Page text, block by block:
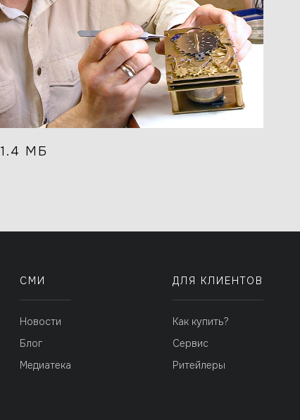
1.4 МБ
СМИ
Новости
Блог
Медиатека
ДЛЯ КЛИЕНТОВ
Как купить?
Сервис
Ритейлеры